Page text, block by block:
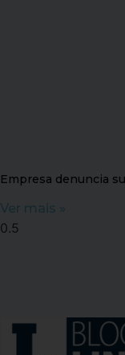
Empresa denuncia
Ver mais »